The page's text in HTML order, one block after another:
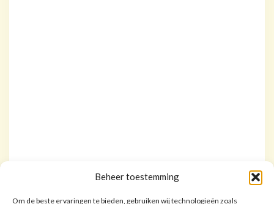
Beheer toestemming
Om de beste ervaringen te bieden, gebruiken wij technologieën zoals